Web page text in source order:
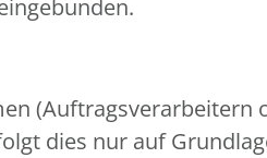
(Auftragsverarbeitern
dies nur auf